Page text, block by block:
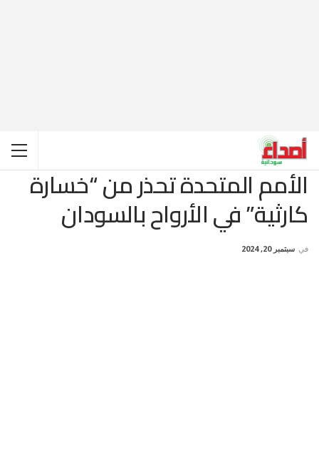
الأمم المتحدة تحذر من “خسارة
كارثية” في الأرواح بالسودان
في سبتمبر 20, 2024